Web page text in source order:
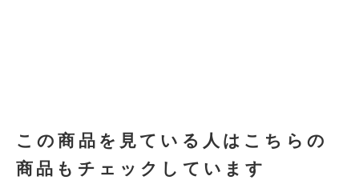
この商品を見ている人はこちらの
商品もチェックしています